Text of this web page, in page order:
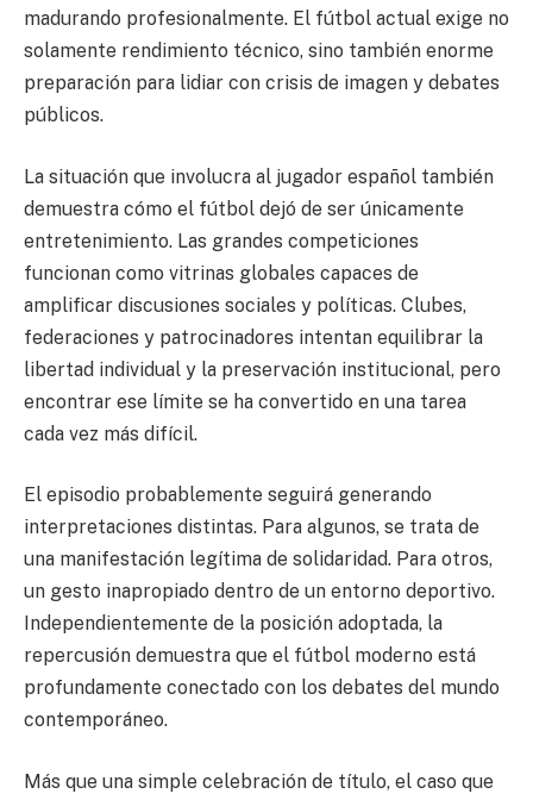
madurando profesionalmente. El fútbol actual exige no
solamente rendimiento técnico, sino también enorme
preparación para lidiar con crisis de imagen y debates
públicos.
La situación que involucra al jugador español también
demuestra cómo el fútbol dejó de ser únicamente
entretenimiento. Las grandes competiciones
funcionan como vitrinas globales capaces de
amplificar discusiones sociales y políticas. Clubes,
federaciones y patrocinadores intentan equilibrar la
libertad individual y la preservación institucional, pero
encontrar ese límite se ha convertido en una tarea
cada vez más difícil.
El episodio probablemente seguirá generando
interpretaciones distintas. Para algunos, se trata de
una manifestación legítima de solidaridad. Para otros,
un gesto inapropiado dentro de un entorno deportivo.
Independientemente de la posición adoptada, la
repercusión demuestra que el fútbol moderno está
profundamente conectado con los debates del mundo
contemporáneo.
Más que una simple celebración de título, el caso que